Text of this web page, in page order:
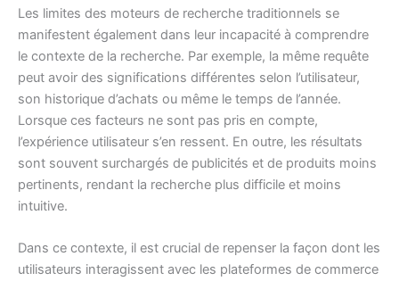
Les limites des moteurs de recherche traditionnels se
manifestent également dans leur incapacité à comprendre
le contexte de la recherche. Par exemple, la même requête
peut avoir des significations différentes selon l’utilisateur,
son historique d’achats ou même le temps de l’année.
Lorsque ces facteurs ne sont pas pris en compte,
l’expérience utilisateur s’en ressent. En outre, les résultats
sont souvent surchargés de publicités et de produits moins
pertinents, rendant la recherche plus difficile et moins
intuitive.
Dans ce contexte, il est crucial de repenser la façon dont les
utilisateurs interagissent avec les plateformes de commerce